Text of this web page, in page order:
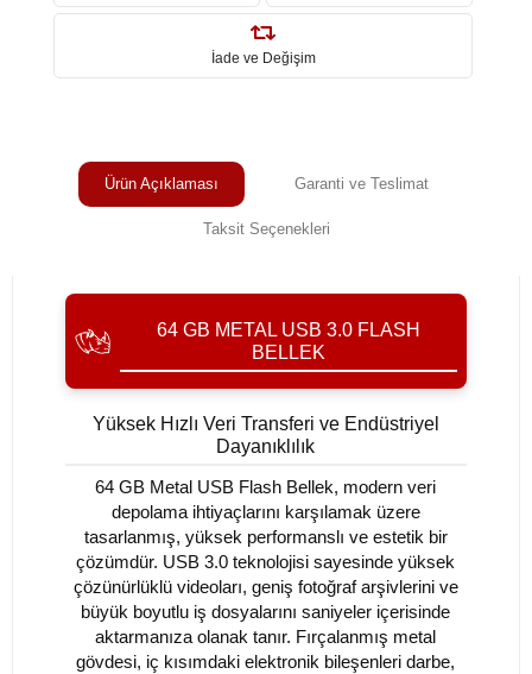
İade ve Değişim
Ürün Açıklaması Garanti ve Teslimat
Taksit Seçenekleri
64 GB METAL USB 3.0 FLASH
BELLEK
Yüksek Hızlı Veri Transferi ve Endüstriyel
Dayanıklılık
64 GB Metal USB Flash Bellek, modern veri
depolama ihtiyaçlarını karşılamak üzere
tasarlanmış, yüksek performanslı ve estetik bir
çözümdür. USB 3.0 teknolojisi sayesinde yüksek
çözünürlüklü videoları, geniş fotoğraf arşivlerini ve
büyük boyutlu iş dosyalarını saniyeler içerisinde
aktarmanıza olanak tanır. Fırçalanmış metal
gövdesi, iç kısımdaki elektronik bileşenleri darbe,